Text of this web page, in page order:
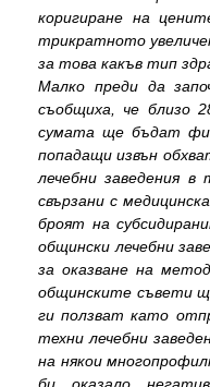
коригиране на
трикратното
за това какъв тип
Малко преди да
съобщиха, че близо
сумата ще бъдат
попадащи извън
лечебни заведения
свързани с
броят на
общински лечебни
за оказване на
общинските съвети
ги ползват като
техни лечебни
на някои